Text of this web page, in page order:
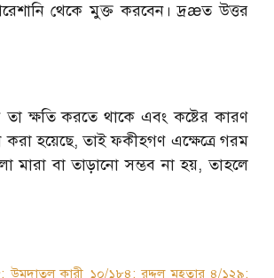
থেকে মুক্ত করবেন। দ্রæত উত্তর
ক্ষতি করতে থাকে এবং কষ্টের কারণ
হয়েছে, তাই ফকীহগণ এক্ষেত্রে গরম
মারা বা তাড়ানো সম্ভব না হয়, তাহলে
উমদাতুল কারী ১০/১৮৪; রদ্দুল মুহতার ৪/১২৯;